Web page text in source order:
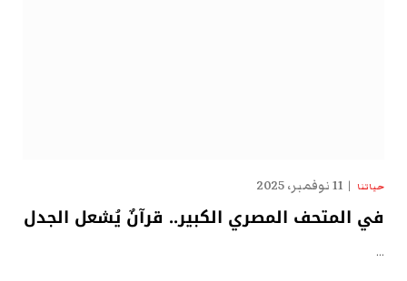
حياتنا 11 نوفمبر، 2025
في المتحف المصري الكبير.. قرآنٌ يُشعل الجدل
…